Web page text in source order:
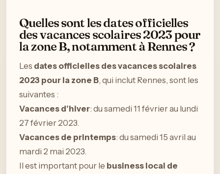
Quelles sont les dates officielles
des vacances scolaires 2023 pour
la zone B, notamment à Rennes ?
Les dates officielles des vacances scolaires
2023 pour la zone B, qui inclut Rennes, sont les
suivantes :
Vacances d’hiver: du samedi 11 février au lundi
27 février 2023.
Vacances de printemps: du samedi 15 avril au
mardi 2 mai 2023.
Il est important pour le business local de